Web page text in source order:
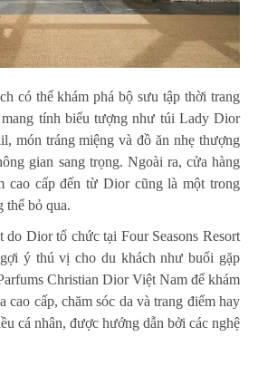
có thể khám phá bộ sưu tập thời trang
tính biểu tượng như túi Lady Dior
món tráng miệng và đồ ăn nhẹ thượng
gian sang trọng. Ngoài ra, cửa hàng
cao cấp đến từ Dior cũng là một trong
thể bỏ qua.
do Dior tổ chức tại Four Seasons Resort
ý thú vị cho du khách như buổi gặp
Christian Dior Việt Nam để khám
cao cấp, chăm sóc da và trang điểm hay
cá nhân, được hướng dẫn bởi các nghệ